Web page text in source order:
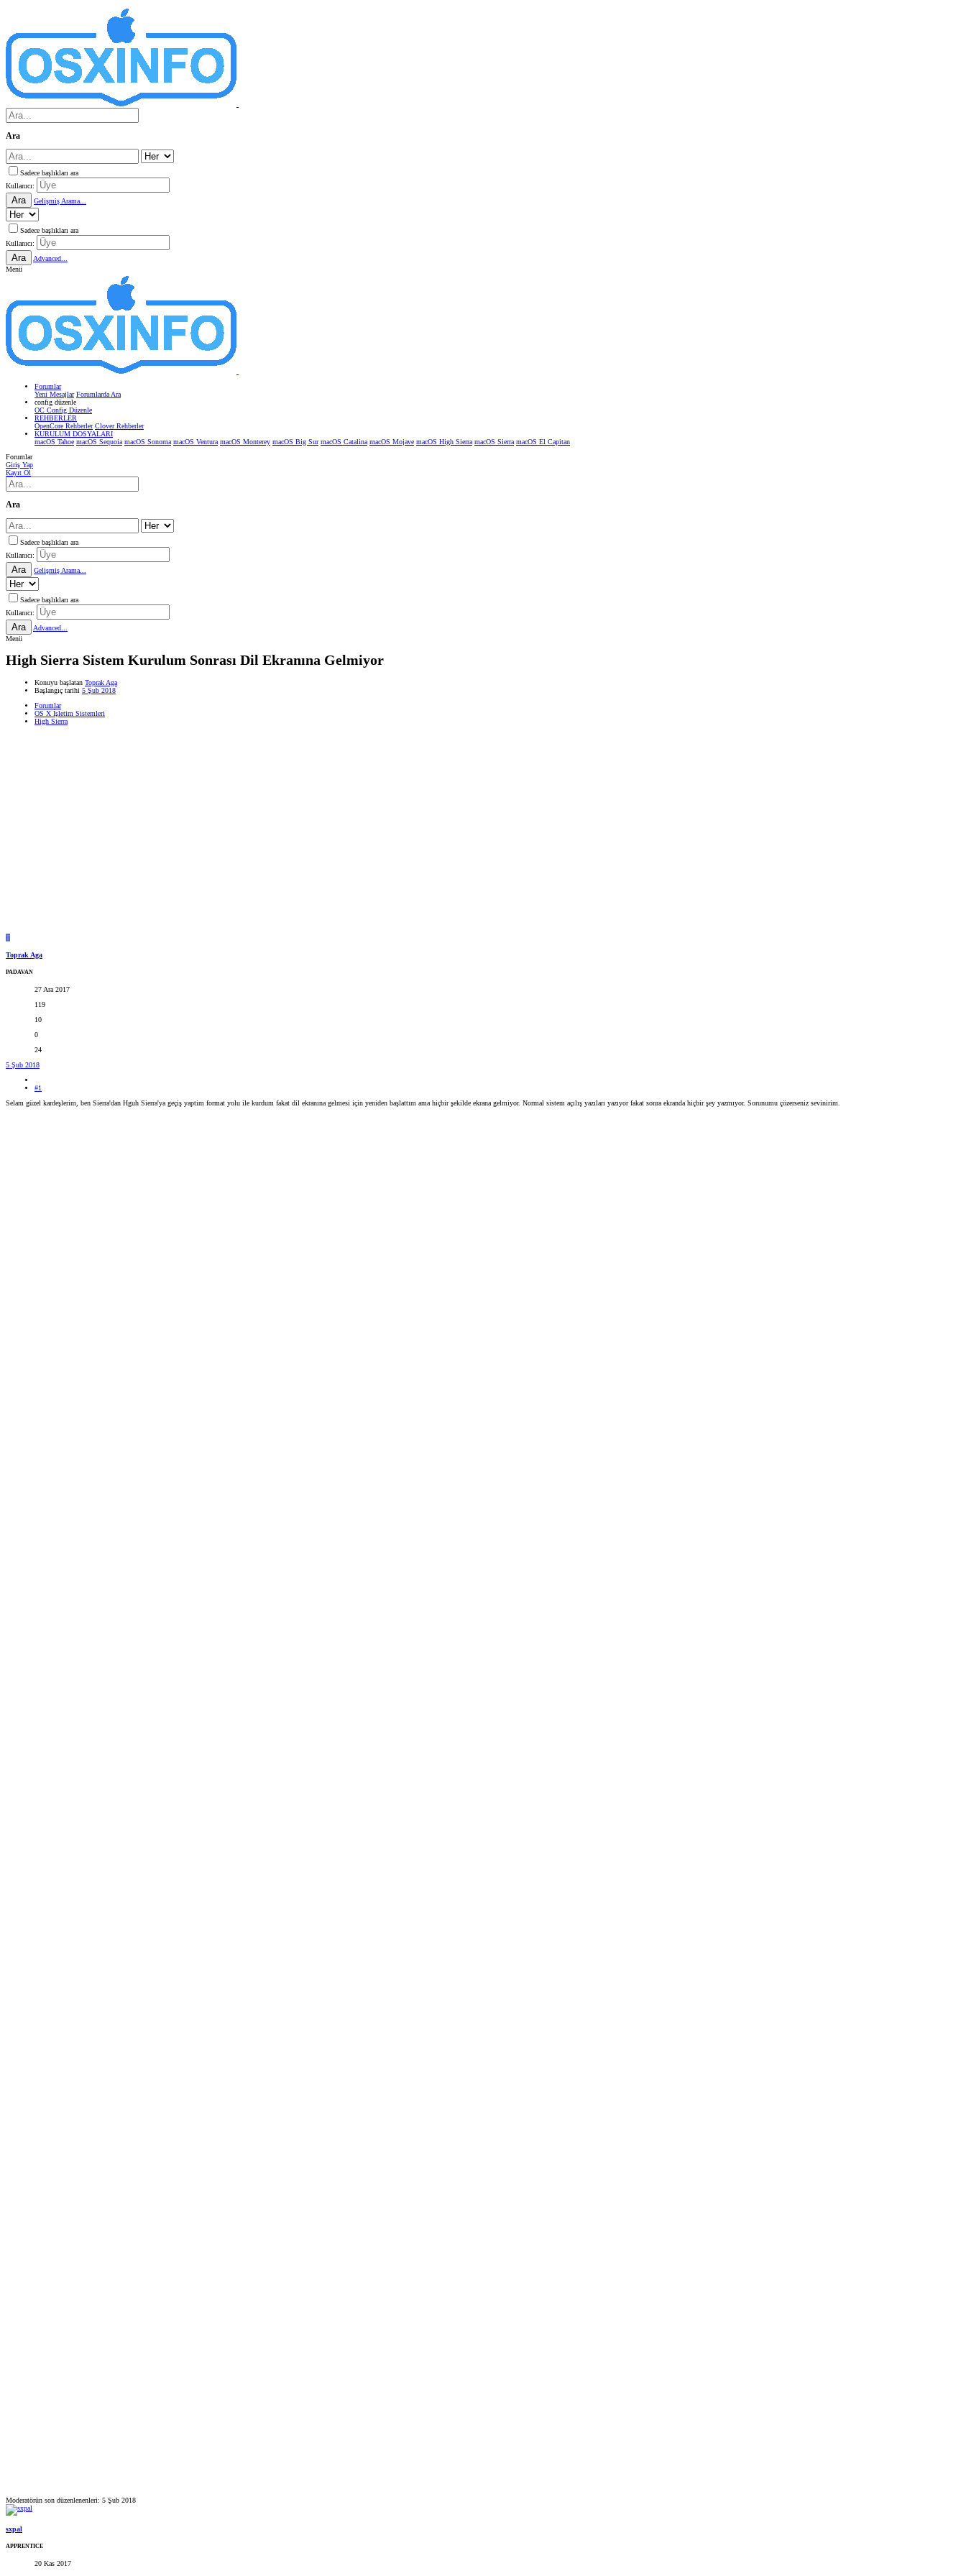
Ara
Sadece başlıkları ara
Kullanıcı:
Ara Gelişmiş Arama...
Sadece başlıkları ara
Kullanıcı:
Ara
Advanced...
Menü
Forumlar
Yeni Mesajlar Forumlarda Ara
confıg düzenle
OC Config Düzenle
REHBERLER
OpenCore Rehberler Clover Rehberler
KURULUM DOSYALARI
macOS Tahoe macOS Sequoia macOS Sonoma macOS Ventura macOS Monterey macOS Big Sur macOS Catalina macOS Mojave macOS High Sierra macOS Sierra macOS El Capitan
Forumlar
Giriş Yap
Kayıt Ol
Ara
Sadece başlıkları ara
Kullanıcı:
Ara Gelişmiş Arama...
Sadece başlıkları ara
Kullanıcı:
Ara
Advanced...
Menü
High Sierra Sistem Kurulum Sonrası Dil Ekranına Gelmiyor
Konuyu başlatan Toprak Aga
Başlangıç tarihi 5 Şub 2018
Forumlar
OS X İşletim Sistemleri
High Sierra
T
Toprak Aga
PADAVAN
27 Ara 2017
119
10
0
24
5 Şub 2018
#1
Selam güzel kardeşlerim, ben Sierra'dan Hguh Sierra'ya geçiş yaptim format yolu ile kurdum fakat dil ekranına gelmesi için yeniden başlattım ama hiçbir şekilde ekrana gelmiyor. Normal sistem açılış yazıları yazıyor fakat sonra ekranda hiçbir şey yazmıyor. Sorunumu çözerseniz sevinirim.
Moderatörün son düzenlenenleri: 5 Şub 2018
sxpal
APPRENTICE
20 Kas 2017